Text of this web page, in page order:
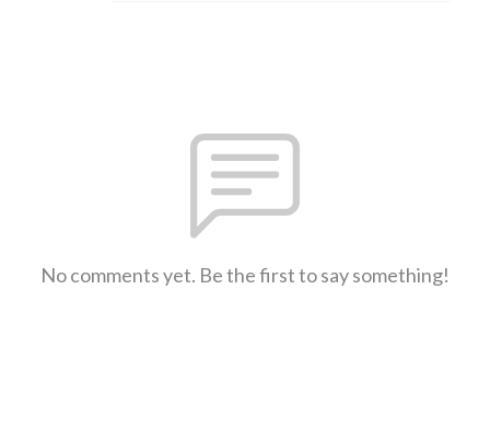
No comments yet. Be the first to say something!